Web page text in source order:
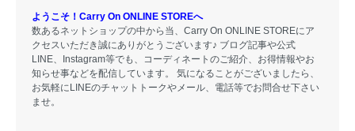
ようこそ！Carry On ONLINE STOREへ
数あるネットショップの中から当、Carry On ONLINE STOREにア
クセスいただき誠にありがとうございます♪ ブログ記事や公式
LINE、Instagram等でも、コーディネートのご紹介、お得情報やお
知らせ事などを配信しています。 気になることがございましたら、
お気軽にLINEのチャットトークやメール、電話等でお問合せ下さい
ませ。